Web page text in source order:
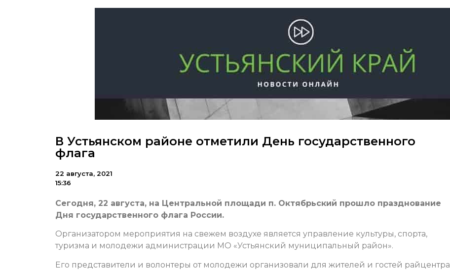
В Устьянском районе отметили День государственного
флага
22 августа, 2021
15:36
Сегодня, 22 августа, на Центральной площади п. Октябрьский прошло празднование
Дня государственного флага России.
Организатором мероприятия на свежем воздухе является управление культуры, спорта,
туризма и молодежи администрации МО «Устьянский муниципальный район».
Его представители и волонтеры от молодежи организовали для жителей и гостей райцентра